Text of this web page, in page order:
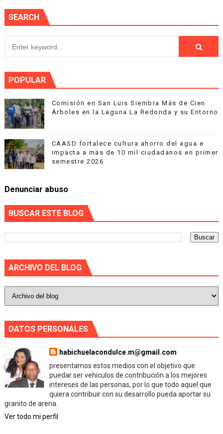
SEARCH
POPULAR
Comisión en San Luis Siembra Más de Cien
Árboles en la Laguna La Redonda y su Entorno
CAASD fortalece cultura ahorro del agua e
impacta a más de 10 mil ciudadanos en primer
semestre 2026
Denunciar abuso
BUSCAR ESTE BLOG
ARCHIVO DEL BLOG
DATOS PERSONALES
habichuelacondulce.m@gmail.com
presentamos estos medios con el objetivo que
puedar ser vehiculos de contribución a los mejores
intereses de las personas, por lo que todo aquel que
quiera contribuir con su desarrollo pueda aportar su
granito de arena.
Ver todo mi perfil